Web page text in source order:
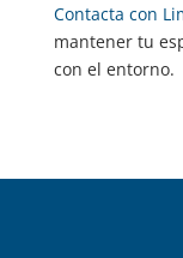
Contacta con
mantener tu
con el entorno.